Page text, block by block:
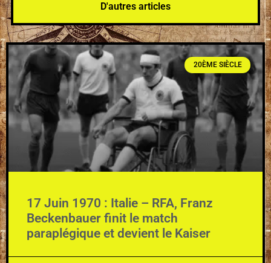
D'autres articles
20ÈME SIÈCLE
17 Juin 1970 : Italie – RFA, Franz
Beckenbauer finit le match
paraplégique et devient le Kaiser